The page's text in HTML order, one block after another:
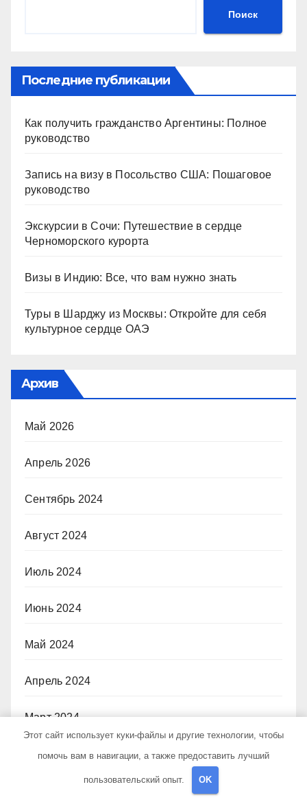
Поиск
Последние публикации
Как получить гражданство Аргентины: Полное
руководство
Запись на визу в Посольство США: Пошаговое
руководство
Экскурсии в Сочи: Путешествие в сердце
Черноморского курорта
Визы в Индию: Все, что вам нужно знать
Туры в Шарджу из Москвы: Откройте для себя
культурное сердце ОАЭ
Архив
Май 2026
Апрель 2026
Сентябрь 2024
Август 2024
Июль 2024
Июнь 2024
Май 2024
Апрель 2024
Март 2024
Февраль 2024
Этот сайт использует куки-файлы и другие технологии, чтобы
помочь вам в навигации, а также предоставить лучший
пользовательский опыт. OK